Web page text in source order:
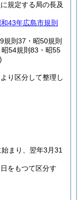
に規定する局の長及
43年広島市規則
規則37・昭50規則
54規則83・昭55
り区分して整理し
まり、翌年3月31
をもつて区分す